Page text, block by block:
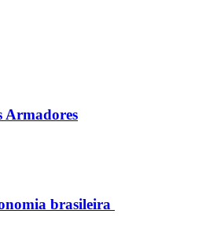
Armadores
brasileira